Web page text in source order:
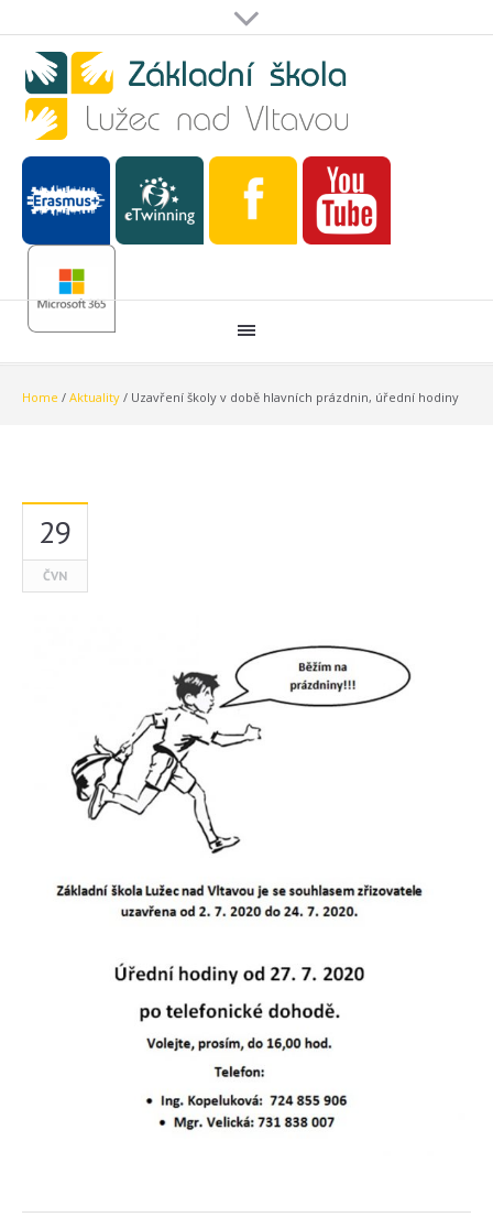
Home / Aktuality / Uzavření školy v době hlavních prázdnin, úřední hodiny
29
ČVN